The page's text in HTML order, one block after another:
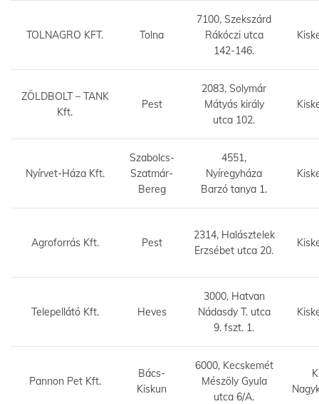
TOLNAGRO KFT. Tolna
7100, Szekszárd
Rákóczi utca
142-146.
ZÖLDBOLT – TANK
Kft.
Pest
2083, Solymár
Mátyás király
utca 102.
Nyírvet-Háza Kft.
Szabolcs-
Szatmár-
Bereg
4551,
Nyíregyháza
Barzó tanya 1.
Agroforrás Kft. Pest
2314, Halásztelek
Erzsébet utca 20.
Telepellátó Kft. Heves
3000, Hatvan
Nádasdy T. utca
9. fszt. 1.
Pannon Pet Kft.
Bács-
Kiskun
6000, Kecskemét
Mészöly Gyula
utca 6/A.